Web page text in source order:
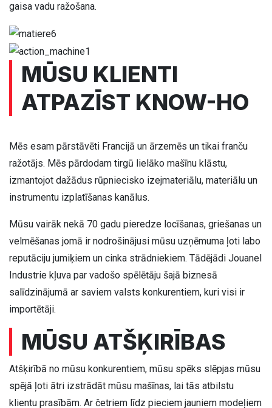
gaisa vadu ražošana.
MŪSU KLIENTI
ATPAZĪST KNOW-HO
Mēs esam pārstāvēti Francijā un ārzemēs un tikai franču
ražotājs. Mēs pārdodam tirgū lielāko mašīnu klāstu,
izmantojot dažādus rūpniecisko izejmateriālu, materiālu un
instrumentu izplatīšanas kanālus.
Mūsu vairāk nekā 70 gadu pieredze locīšanas, griešanas un
velmēšanas jomā ir nodrošinājusi mūsu uzņēmuma ļoti labo
reputāciju jumiķiem un cinka strādniekiem. Tādējādi Jouanel
Industrie kļuva par vadošo spēlētāju šajā biznesā
salīdzinājumā ar saviem valsts konkurentiem, kuri visi ir
importētāji.
MŪSU ATŠĶIRĪBAS
Atšķirībā no mūsu konkurentiem, mūsu spēks slēpjas mūsu
spējā ļoti ātri izstrādāt mūsu mašīnas, lai tās atbilstu
klientu prasībām. Ar četriem līdz pieciem jauniem modeļiem